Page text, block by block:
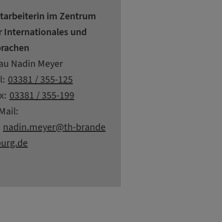
im Zentrum
Internationales und
Nadin Meyer
03381 / 355-125
03381 / 355-199
nadin.meyer at
th-brande
de